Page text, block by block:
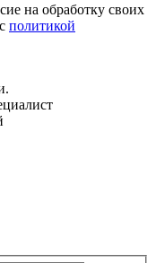
на обработку своих
политикой